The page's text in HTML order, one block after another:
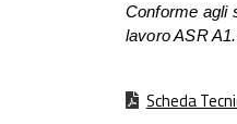
Conforme agli
lavoro ASR
Scheda